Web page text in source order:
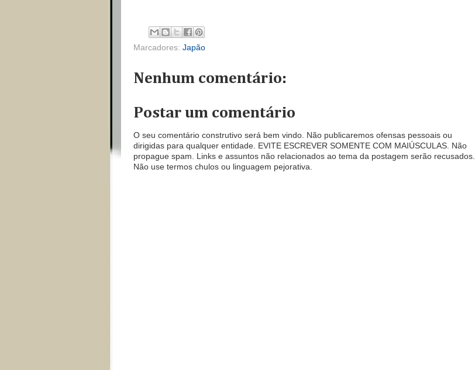
Marcadores: Japão
Nenhum comentário:
Postar um comentário
O seu comentário construtivo será bem vindo. Não publicaremos ofensas pessoais ou
dirigidas para qualquer entidade. EVITE ESCREVER SOMENTE COM MAIÚSCULAS. Não
propague spam. Links e assuntos não relacionados ao tema da postagem serão recusados.
Não use termos chulos ou linguagem pejorativa.